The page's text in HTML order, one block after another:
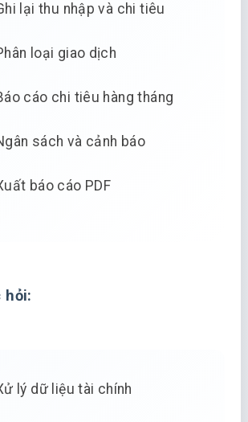
lại thu nhập và chi tiêu
loại giao dịch
cáo chi tiêu hàng tháng
sách và cảnh báo
báo cáo PDF
hỏi:
lý dữ liệu tài chính